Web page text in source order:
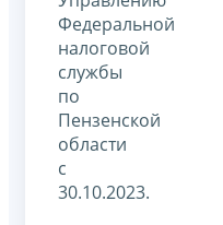
Федеральной
налоговой
службы
по
Пензенской
области
с
30.10.2023.